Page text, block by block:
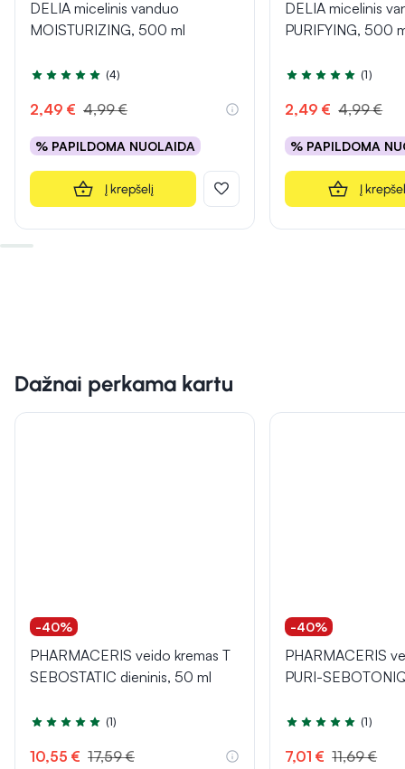
DELIA micelinis vanduo
MOISTURIZING, 500 ml
Įvertinimas 5.0 iš 5
(4)
2,49 € 4,99 €
% PAPILDOMA NUOLAIDA
Į krepšelį
DELIA micelinis
PURIFYING, 500
Įvertinimas 5.0 iš 5
(1)
2,49 € 4,99 €
% PAPILDOMA
Į
Dažnai perkama kartu
-40%
PHARMACERIS veido kremas T
SEBOSTATIC dieninis, 50 ml
Įvertinimas 5.0 iš 5
(1)
10,55 € 17,59 €
-40%
PHARMACERIS
PURI-
Įvertinimas 5.0 iš 5
(1)
7,01 € 11,69 €